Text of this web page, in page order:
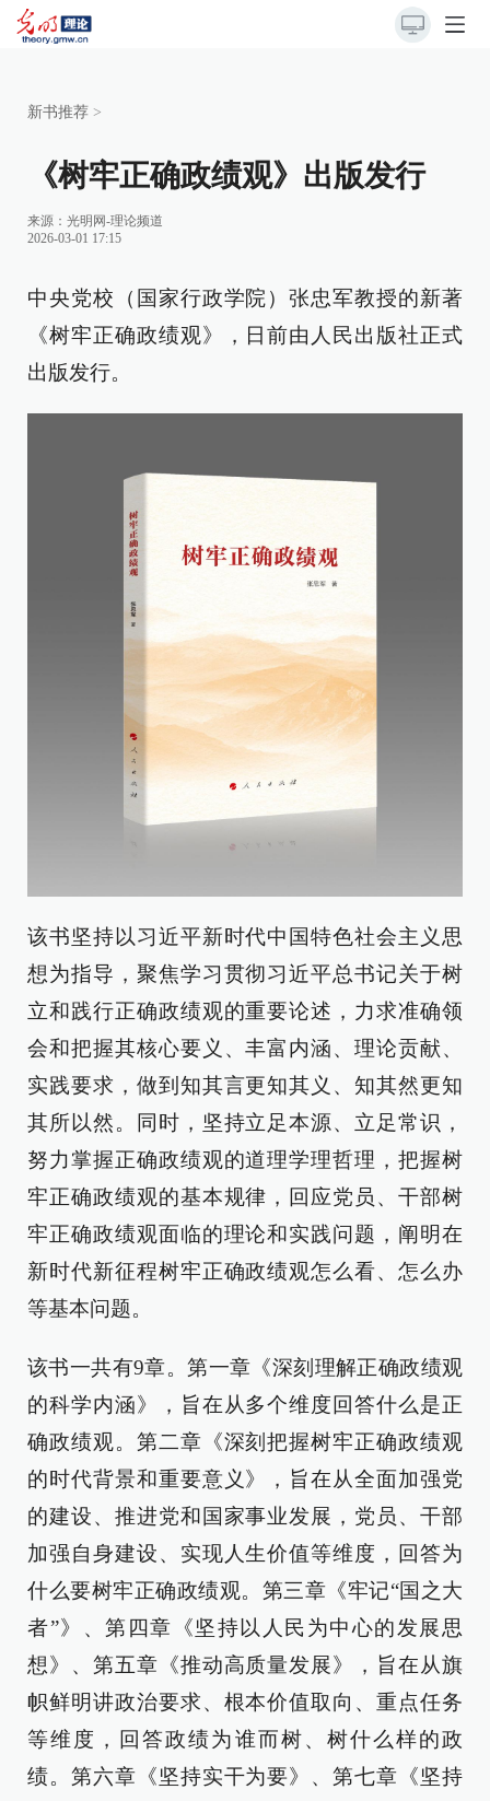
新书推荐 >
《树牢正确政绩观》出版发行
来源： 光明网-理论频道
2026-03-01 17:15
中央党校（国家行政学院）张忠军教授的新著
《树牢正确政绩观》，日前由人民出版社正式
出版发行。
该书坚持以习近平新时代中国特色社会主义思
想为指导，聚焦学习贯彻习近平总书记关于树
立和践行正确政绩观的重要论述，力求准确领
会和把握其核心要义、丰富内涵、理论贡献、
实践要求，做到知其言更知其义、知其然更知
其所以然。同时，坚持立足本源、立足常识，
努力掌握正确政绩观的道理学理哲理，把握树
牢正确政绩观的基本规律，回应党员、干部树
牢正确政绩观面临的理论和实践问题，阐明在
新时代新征程树牢正确政绩观怎么看、怎么办
等基本问题。
该书一共有9章。第一章《深刻理解正确政绩观
的科学内涵》，旨在从多个维度回答什么是正
确政绩观。第二章《深刻把握树牢正确政绩观
的时代背景和重要意义》，旨在从全面加强党
的建设、推进党和国家事业发展，党员、干部
加强自身建设、实现人生价值等维度，回答为
什么要树牢正确政绩观。第三章《牢记“国之大
者”》、第四章《坚持以人民为中心的发展思
想》、第五章《推动高质量发展》，旨在从旗
帜鲜明讲政治要求、根本价值取向、重点任务
等维度，回答政绩为谁而树、树什么样的政
绩。第六章《坚持实干为要》、第七章《坚持